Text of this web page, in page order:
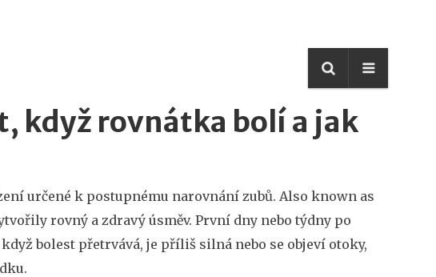
když rovnátka bolí a jak
určené k postupnému narovnání zubů. Also known as
rovný a zdravý úsměv. První dny nebo týdny po
bolest přetrvává, je příliš silná nebo se objeví otoky,